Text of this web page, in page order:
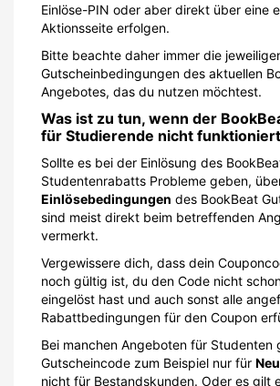
Einlöse-PIN oder aber direkt über eine
Aktionsseite erfolgen.
Bitte beachte daher immer die
Gutscheinbedingungen des aktuellen
Angebotes, das du nutzen möchtest.
Was ist zu tun, wenn der
für Studierende nicht
Sollte es bei der Einlösung des
Studentenrabatts Probleme geben,
Einlösebedingungen des BookBeat
sind meist direkt beim betreffenden
vermerkt.
Vergewissere dich, dass dein
noch gültig ist, du den Code nicht
eingelöst hast und auch sonst alle
Rabattbedingungen für den Coupon
Bei manchen Angeboten für Studenten
Gutscheincode zum Beispiel nur für
nicht für Bestandskunden. Oder es gilt